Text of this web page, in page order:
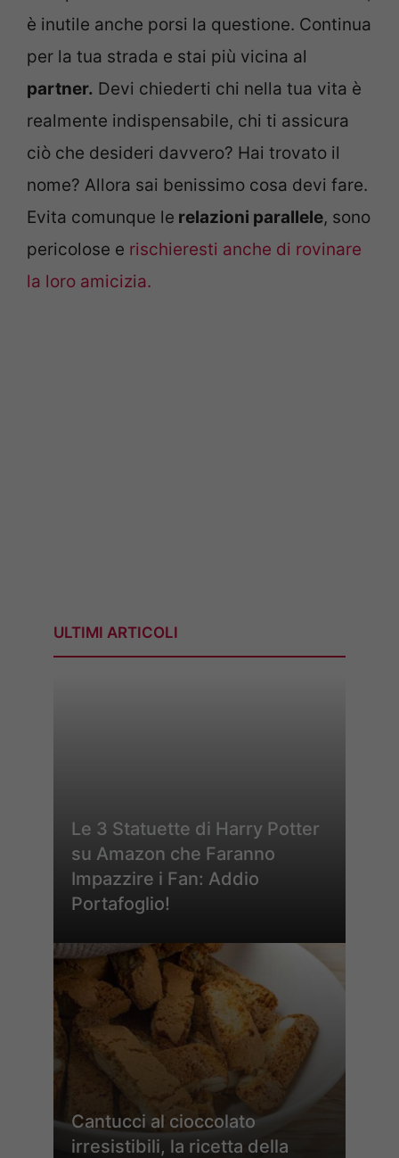
è inutile anche porsi la questione. Continua
per la tua strada e stai più vicina al
partner. Devi chiederti chi nella tua vita è
realmente indispensabile, chi ti assicura
ciò che desideri davvero? Hai trovato il
nome? Allora sai benissimo cosa devi fare.
Evita comunque le relazioni parallele, sono
pericolose e rischieresti anche di rovinare
la loro amicizia.
ULTIMI ARTICOLI
Le 3 Statuette di Harry Potter
su Amazon che Faranno
Impazzire i Fan: Addio
Portafoglio!
Cantucci al cioccolato
irresistibili, la ricetta della